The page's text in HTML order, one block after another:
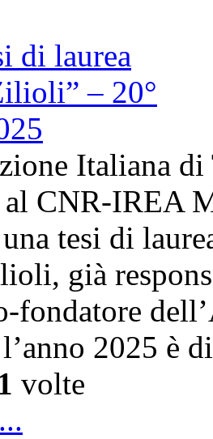
Italiana
CNR-IREA
tesi di
già
fondatore
2025 è
volte